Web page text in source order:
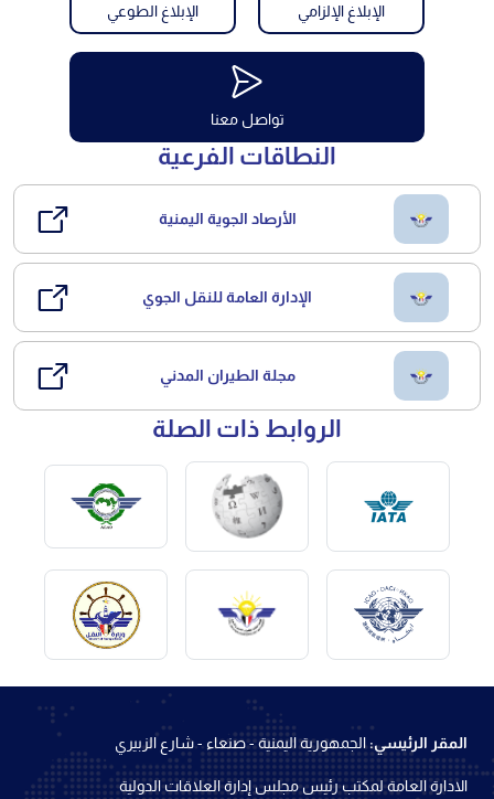
الإبلاغ الإلزامي الإبلاغ الطوعي
تواصل معنا
النطاقات الفرعية
الأرصاد الجوية اليمنية
الإدارة العامة للنقل الجوي
مجلة الطيران المدني
الروابط ذات الصلة
المقر الرئيسي:الجمهورية اليمنية - صنعاء - شارع الزبيري
الادارة العامة لمكتب رئيس مجلس إدارة العلاقات الدولية